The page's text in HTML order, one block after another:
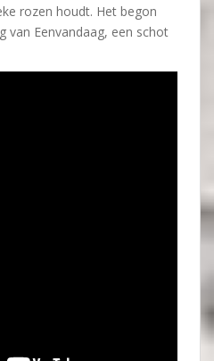
rozen houdt. Het begon
van Eenvandaag, een schot